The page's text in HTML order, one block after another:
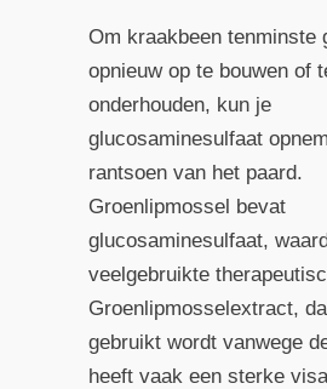
Om kraakbeen tenminste
opnieuw op te bouwen of
onderhouden, kun je
glucosaminesulfaat
rantsoen van het paard.
Groenlipmossel bevat
glucosaminesulfaat,
veelgebruikte
Groenlipmosselextract,
gebruikt wordt vanwege
heeft vaak een sterke